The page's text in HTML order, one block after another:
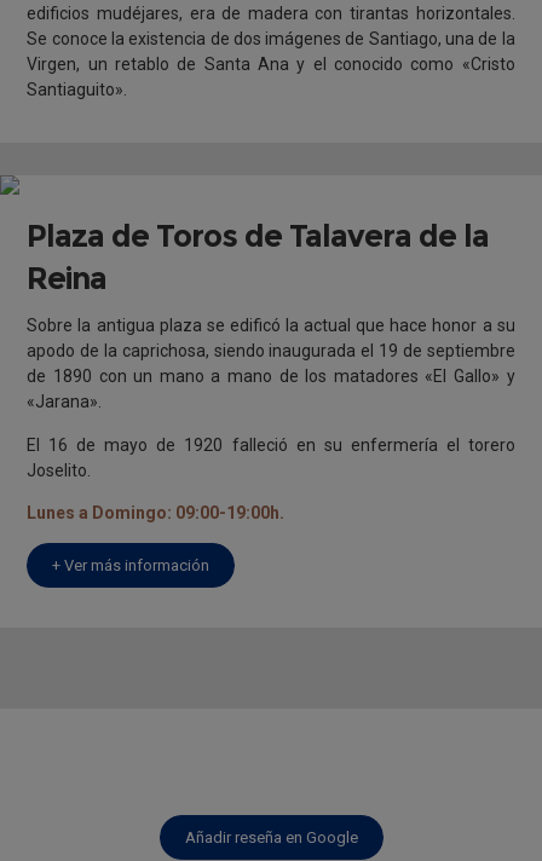
edificios mudéjares, era de madera con tirantas horizontales.
Se conoce la existencia de dos imágenes de Santiago, una de la
Virgen, un retablo de Santa Ana y el conocido como «Cristo
Santiaguito».
Plaza de Toros de Talavera de la
Reina
Sobre la antigua plaza se edificó la actual que hace honor a su
apodo de la caprichosa, siendo inaugurada el 19 de septiembre
de 1890 con un mano a mano de los matadores «El Gallo» y
«Jarana».
El 16 de mayo de 1920 falleció en su enfermería el torero
Joselito.
Lunes a Domingo: 09:00-19:00h.
+ Ver más información
Añadir reseña en Google